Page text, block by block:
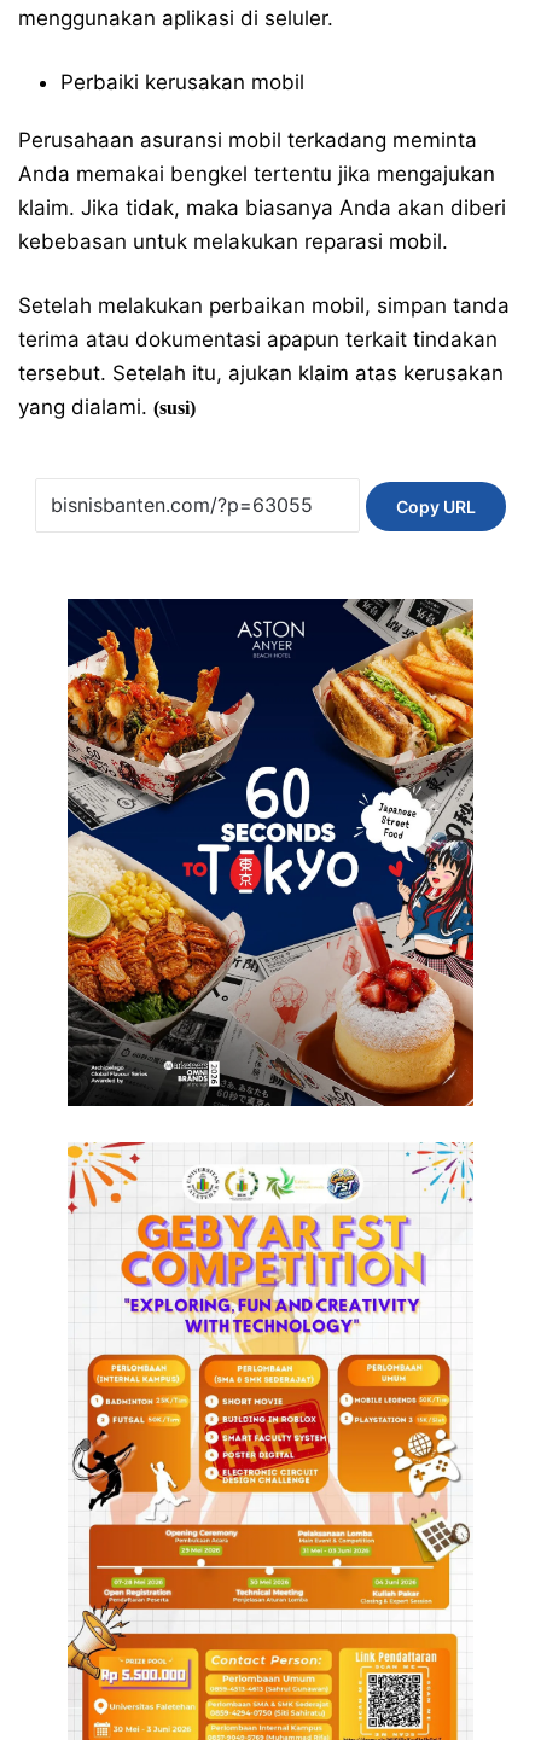
menggunakan aplikasi di seluler.
Perbaiki kerusakan mobil
Perusahaan asuransi mobil terkadang meminta
Anda memakai bengkel tertentu jika mengajukan
klaim. Jika tidak, maka biasanya Anda akan diberi
kebebasan untuk melakukan reparasi mobil.
Setelah melakukan perbaikan mobil, simpan tanda
terima atau dokumentasi apapun terkait tindakan
tersebut. Setelah itu, ajukan klaim atas kerusakan
yang dialami. (susi)
Copy URL